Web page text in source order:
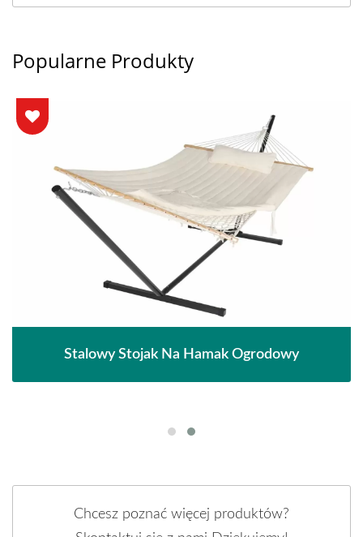
Popularne Produkty
Stalowy Stojak Na Hamak Ogrodowy
Chcesz poznać więcej produktów?